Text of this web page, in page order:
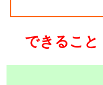
できること